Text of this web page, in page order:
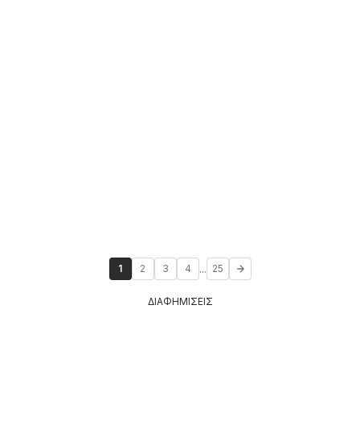
1 2 3 4 ... 25
ΔΙΑΦΗΜΙΣΕΙΣ